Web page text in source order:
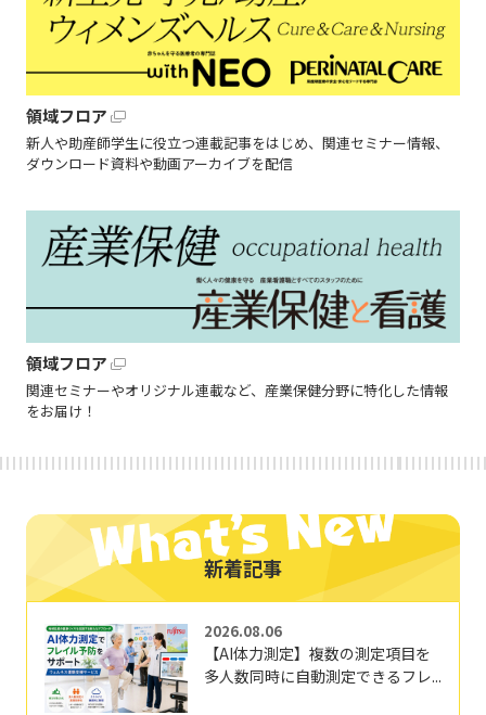
領域フロア
新人や助産師学生に役立つ連載記事をはじめ、関連セミナー情報、
ダウンロード資料や動画アーカイブを配信
領域フロア
関連セミナーやオリジナル連載など、産業保健分野に特化した情報
をお届け！
新着記事
2026.08.06
【AI体力測定】複数の測定項目を
多人数同時に自動測定できるフレ...